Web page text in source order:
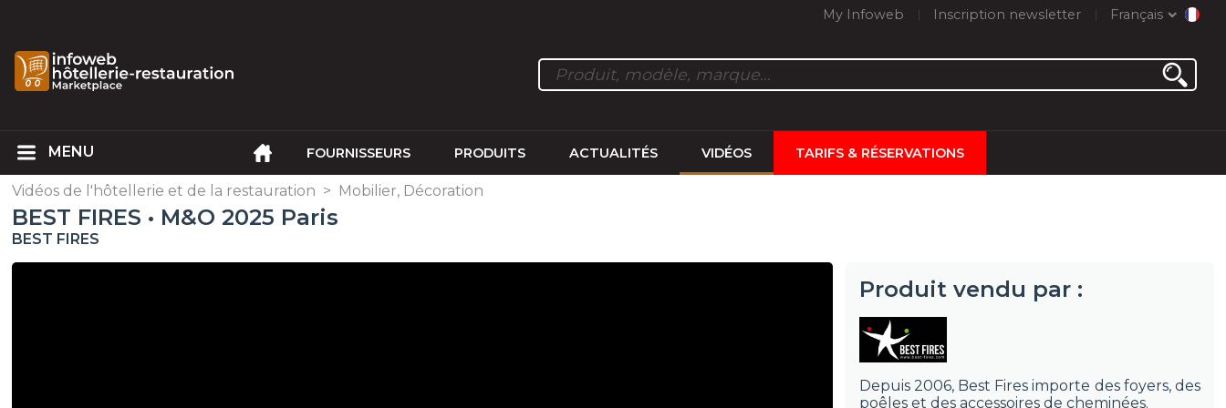
My Infoweb Inscription newsletter Français
FOURNISSEURS PRODUITS ACTUALITÉS VIDÉOS TARIFS & RÉSERVATIONS
Vidéos de l'hôtellerie et de la restauration > Mobilier, Décoration
BEST FIRES • M&O 2025 Paris
BEST FIRES
Produit vendu par :
Depuis 2006, Best Fires importe des foyers, des
poêles et des accessoires de cheminées.